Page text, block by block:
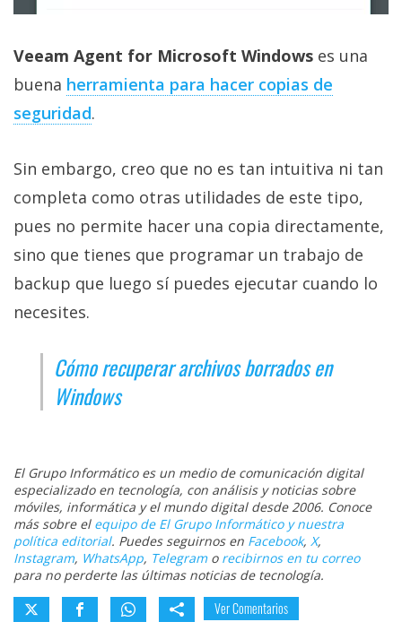
Veeam Agent for Microsoft Windows es una
buena herramienta para hacer copias de
seguridad‎.
Sin embargo, creo que no es tan intuitiva ni tan
completa como otras utilidades de este tipo,
pues no permite hacer una copia directamente,
sino que tienes que programar un trabajo de
backup que luego sí puedes ejecutar cuando lo
necesites.
Cómo recuperar archivos borrados en
Windows
El Grupo Informático es un medio de comunicación digital
especializado en tecnología, con análisis y noticias sobre
móviles, informática y el mundo digital desde 2006. Conoce
más sobre el equipo de El Grupo Informático y nuestra
política editorial. Puedes seguirnos en Facebook, X,
Instagram, WhatsApp, Telegramo recibirnos en tu correo
para no perderte las últimas noticias de tecnología.
Ver Comentarios